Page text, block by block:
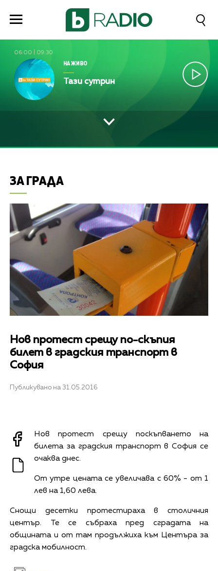
06:00 09:30
НА ЖИВО
Тази сутрин
ЗА ГРАДА
Нов протест срещу по-скъпия
билет в градския транспорт в
София
Публикувано на 31.05.2016
Нов протест срещу поскъпването на
билета за градския транспорт в София се
очаква днес.
От утре цената се увеличава с 60% - от 1
лев на 1,60 лева.
Снощи десетки протестираха в столичния
център. Те се събраха пред сградата на
общината и от там продължиха към Центъра за
градска мобилност.